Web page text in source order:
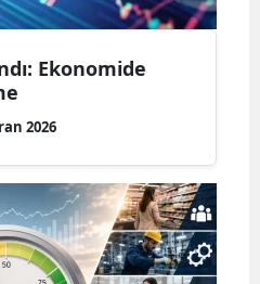
Ekonomide
2026